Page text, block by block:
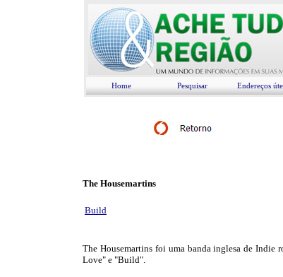
Home Pesquisar Endereços
The Housemartins
Build
The Housemartins foi uma banda inglesa de Indie
Love" e "Build".